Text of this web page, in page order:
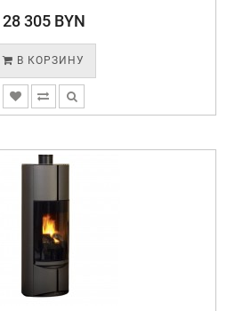
28 305 BYN
В КОРЗИНУ